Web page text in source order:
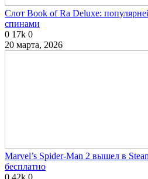
Слот Book of Ra Deluxe:
спинами
0 17k 0
20 марта, 2026
Marvel’s Spider-Man 2 вышел в
бесплатно
0 42k 0